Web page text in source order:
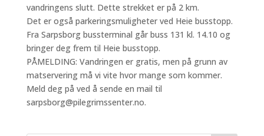
vandringens slutt. Dette strekket er på 2 km.
Det er også parkeringsmuligheter ved Heie busstopp.
Fra Sarpsborg bussterminal går buss 131 kl. 14.10 og
bringer deg frem til Heie busstopp.
PÅMELDING: Vandringen er gratis, men på grunn av
matservering må vi vite hvor mange som kommer.
Meld deg på ved å sende en mail til
sarpsborg@pilegrimssenter.no.